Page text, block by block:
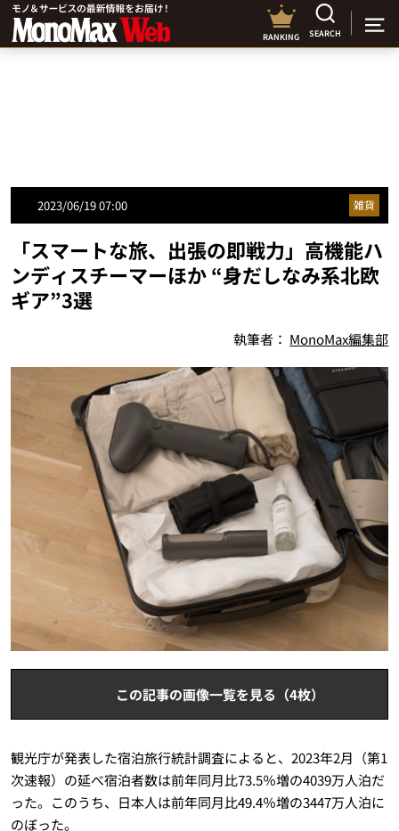
RANKING SEARCH
2023/06/19 07:00 雑貨
「スマートな旅、出張の即戦力」高機能ハ
ンディスチーマーほか “身だしなみ系北欧
ギア”3選
執筆者： MonoMax編集部
この記事の画像一覧を見る（4枚）
観光庁が発表した宿泊旅行統計調査によると、2023年2月（第1
次速報）の延べ宿泊者数は前年同月比73.5％増の4039万人泊だ
った。このうち、日本人は前年同月比49.4％増の3447万人泊に
のぼった。